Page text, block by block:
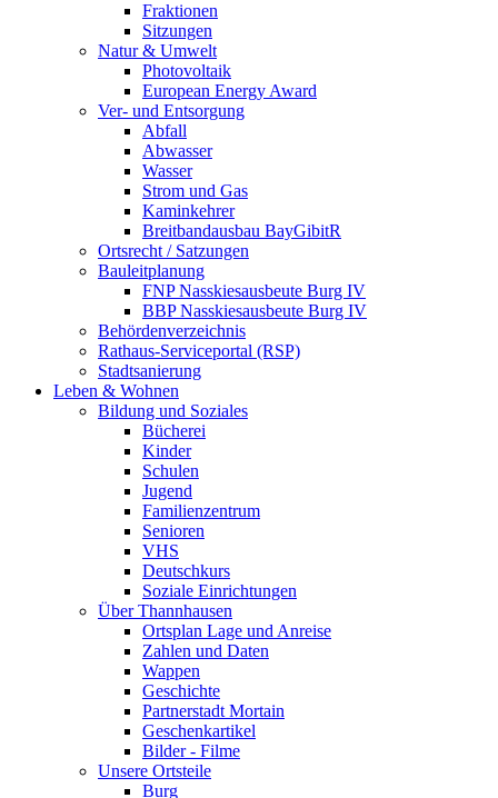
Fraktionen
Sitzungen
Natur & Umwelt
Photovoltaik
European Energy Award
Ver- und Entsorgung
Abfall
Abwasser
Wasser
Strom und Gas
Kaminkehrer
Breitbandausbau BayGibitR
Ortsrecht / Satzungen
Bauleitplanung
FNP Nasskiesausbeute Burg IV
BBP Nasskiesausbeute Burg IV
Behördenverzeichnis
Rathaus-Serviceportal (RSP)
Stadtsanierung
Leben & Wohnen
Bildung und Soziales
Bücherei
Kinder
Schulen
Jugend
Familienzentrum
Senioren
VHS
Deutschkurs
Soziale Einrichtungen
Über Thannhausen
Ortsplan Lage und Anreise
Zahlen und Daten
Wappen
Geschichte
Partnerstadt Mortain
Geschenkartikel
Bilder - Filme
Unsere Ortsteile
Burg